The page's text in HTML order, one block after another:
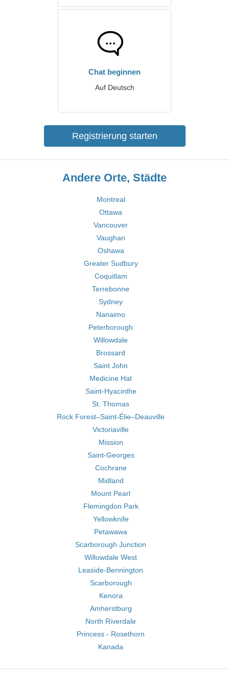
Chat beginnen
Auf Deutsch
Registrierung starten
Andere Orte, Städte
Montreal
Ottawa
Vancouver
Vaughan
Oshawa
Greater Sudbury
Coquitlam
Terrebonne
Sydney
Nanaimo
Peterborough
Willowdale
Brossard
Saint John
Medicine Hat
Saint-Hyacinthe
St. Thomas
Rock Forest–Saint-Élie–Deauville
Victoriaville
Mission
Saint-Georges
Cochrane
Midland
Mount Pearl
Flemingdon Park
Yellowknife
Petawawa
Scarborough Junction
Willowdale West
Leaside-Bennington
Scarborough
Kenora
Amherstburg
North Riverdale
Princess - Rosethorn
Kanada